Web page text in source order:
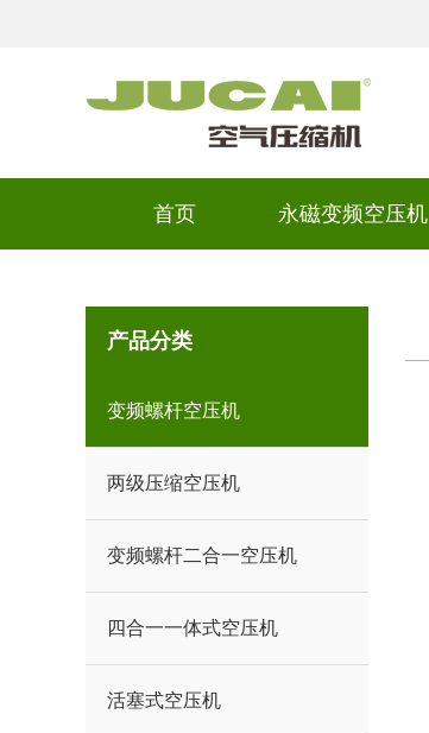
首页 永磁变频空压机
产品分类
变频螺杆空压机
两级压缩空压机
变频螺杆二合一空压机
四合一一体式空压机
活塞式空压机